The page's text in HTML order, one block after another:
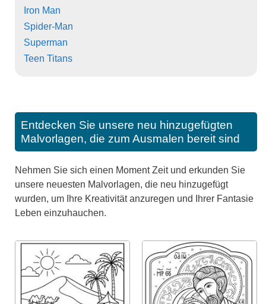
Iron Man
Spider-Man
Superman
Teen Titans
Entdecken Sie unsere neu hinzugefügten
Malvorlagen, die zum Ausmalen bereit sind
Nehmen Sie sich einen Moment Zeit und erkunden Sie
unsere neuesten Malvorlagen, die neu hinzugefügt
wurden, um Ihre Kreativität anzuregen und Ihrer Fantasie
Leben einzuhauchen.